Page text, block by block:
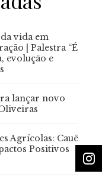
vida em
| Palestra “É
evolução e
lançar novo
Agrícolas: Cauê
Positivos